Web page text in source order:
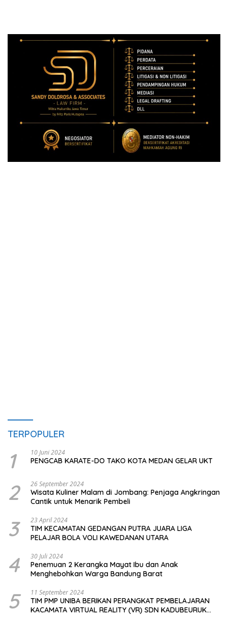
TERPOPULER
1 10 Juni 2024
PENGCAB KARATE-DO TAKO KOTA MEDAN GELAR UKT
2 26 September 2024
Wisata Kuliner Malam di Jombang: Penjaga Angkringan
Cantik untuk Menarik Pembeli
3 23 April 2024
TIM KECAMATAN GEDANGAN PUTRA JUARA LIGA
PELAJAR BOLA VOLI KAWEDANAN UTARA
4 30 Juli 2024
Penemuan 2 Kerangka Mayat Ibu dan Anak
Menghebohkan Warga Bandung Barat
5 11 September 2024
TIM PMP UNIBA BERIKAN PERANGKAT PEMBELAJARAN
KACAMATA VIRTUAL REALITY (VR) SDN KADUBEURUK